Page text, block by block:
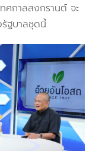
ศกาลสงกรานต์ จะ
รัฐบาลชุดนี้